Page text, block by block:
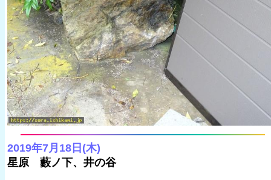
2019年7月18日(木)
星原 藪ノ下、井の谷